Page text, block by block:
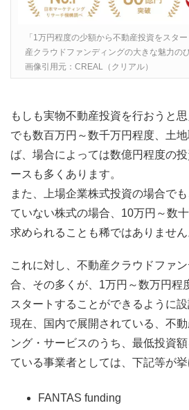
「1万円程度の少額から不動産投資をスタ
産クラウドファンディングの大きな魅力の
画像引用元：CREAL（クリアル）
もしも実物不動産投資を行おうと
でも数百万円～数千万円程度、土
ば、場合によっては数億円程度の
ースも多くあります。
また、上場企業株式投資の場合で
ていない株式の場合、10万円～数
求められることも稀ではありません
これに対し、不動産クラウドファ
合、その多くが、1万円～数万円程
スタートすることができるように設
現在、国内で展開されている、不
ング・サービスのうち、最低投資
ている事業者としては、下記等が挙
FANTAS funding